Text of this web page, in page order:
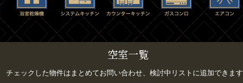
空室一覧
チェックした物件はまとめてお問い合わせ、検討中リストに追加できま